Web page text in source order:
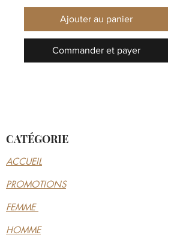
Ajouter au panier
Commander et payer
CATÉGORIE
ACCUEIL
PROMOTIONS
FEMME
HOMME